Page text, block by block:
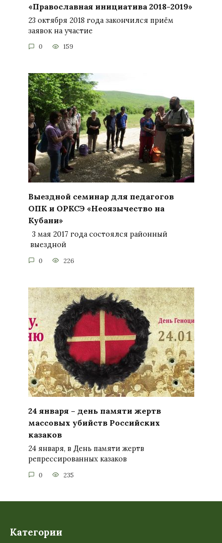
«Православная инициатива 2018-2019»
23 октября 2018 года закончился приём
заявок на участие
0 159
Выездной семинар для педагогов
ОПК и ОРКСЭ «Неоязычество на
Кубани»
3 мая 2017 года состоялся районный
выездной
0 226
24 января – день памяти жертв
массовых убийств Российских
казаков
24 января, в День памяти жертв
репрессированных казаков
0 235
Категории